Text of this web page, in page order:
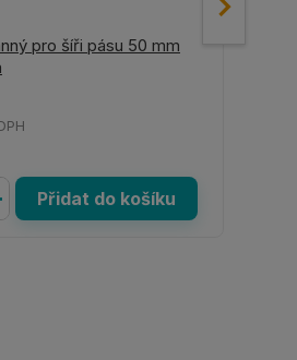
pro šíři pásu 50 mm
Přidat do košíku